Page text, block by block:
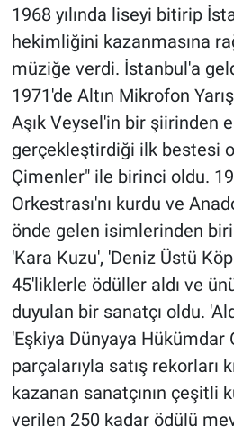
1968 yılında liseyi bitirip
hekimliğini kazanmasına
müziğe verdi. İstanbul'a
1971'de Altın Mikrofon
Aşık Veysel'in bir şiirinden
gerçekleştirdiği ilk bestesi
Çimenler" ile birinci oldu.
Orkestrası'nı kurdu ve
önde gelen isimlerinden
'Kara Kuzu', 'Deniz Üstü
45'liklerle ödüller aldı ve
duyulan bir sanatçı oldu.
'Eşkiya Dünyaya Hükümdar
parçalarıyla satış rekorları
kazanan sanatçının çeşitli
verilen 250 kadar ödülü
Kültür Sanat
Ne demişti
Nedir
Popüler
Programlar
Sağlık
Spor
Teknoloji
Türkiye'nin Geleceği